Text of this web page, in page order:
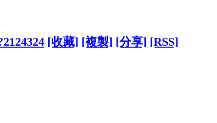
[收藏] [複製] [分享] [RSS]